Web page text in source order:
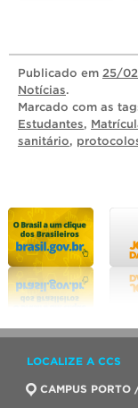
Publicado em 25/
Notícias.
Marcado com as
Estudantes,
sanitário,
LOCALIZE A CCS
CAMPUS PORTO